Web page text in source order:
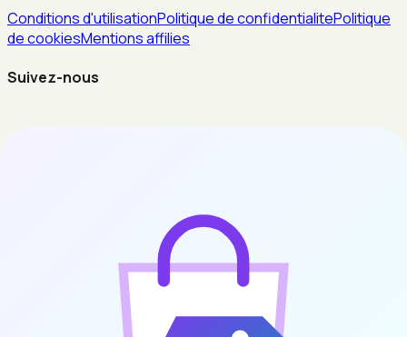
Conditions d'utilisationPolitique de confidentialitePolitique
de cookiesMentions affilies
Suivez-nous